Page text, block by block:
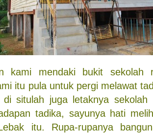
kami mendaki bukit sekolah
itu pula untuk pergi melawat
di situlah juga letaknya sekolah
tadika, sayunya hati
itu. Rupa-rupanya